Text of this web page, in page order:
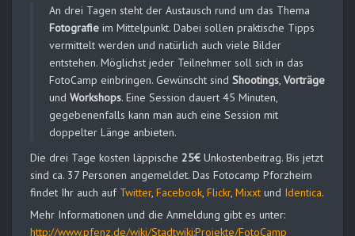
An drei Tagen steht der Austausch rund um das Thema
Fotografie im Mittelpunkt. Dabei sollen praktische Tipps
vermittelt werden und natürlich auch viele Bilder
entstehen. Möglichst jeder Teilnehmer soll sich in das
FotoCamp einbringen. Gewünscht sind Shootings, Vorträge
und Workshops. Eine Session dauert 45 Minuten,
gegebenenfalls kann man auch eine Session mit
doppelter Länge anbieten.
Die drei Tage kosten läppische 25€ Unkostenbeitrag. Bis jetzt
sind ca. 37 Personen angemeldet. Das Fotocamp Pforzheim
findet Ihr auch auf Twitter, Facebook, Flickr, Mixxt und Identica.
Mehr Informationen und die Anmeldung gibt es unter:
http://www.pfenz.de/wiki/Stadtwiki:Projekte/FotoCamp